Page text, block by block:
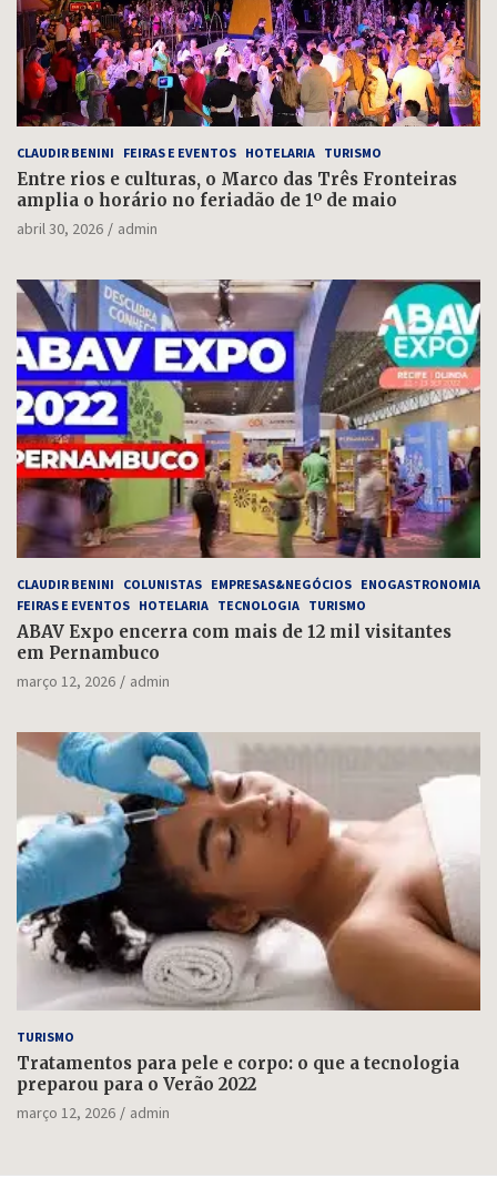
CLAUDIR BENINI FEIRAS E EVENTOS HOTELARIA TURISMO
Entre rios e culturas, o Marco das Três Fronteiras
amplia o horário no feriadão de 1º de maio
abril 30, 2026 admin
CLAUDIR BENINI COLUNISTAS EMPRESAS&NEGÓCIOS ENOGASTRONOMIA
FEIRAS E EVENTOS HOTELARIA TECNOLOGIA TURISMO
ABAV Expo encerra com mais de 12 mil visitantes
em Pernambuco
março 12, 2026 admin
TURISMO
Tratamentos para pele e corpo: o que a tecnologia
preparou para o Verão 2022
março 12, 2026 admin